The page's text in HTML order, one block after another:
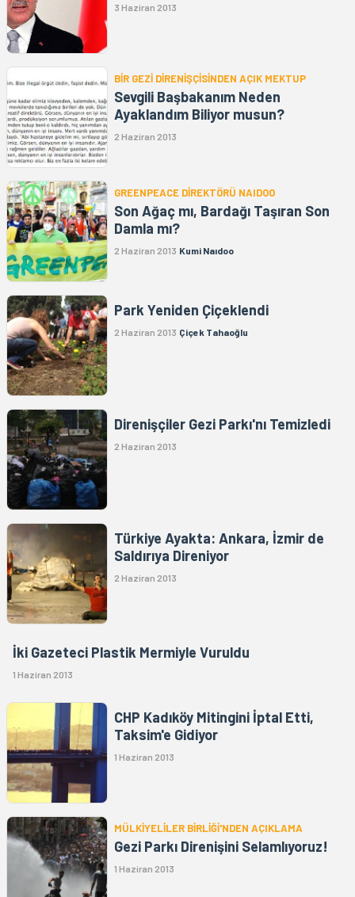
3 Haziran 2013
BİR GEZİ DİRENİŞÇİSİNDEN AÇIK MEKTUP
Sevgili Başbakanım Neden
Ayaklandım Biliyor musun?
2 Haziran 2013
GREENPEACE DİREKTÖRÜ NAIDOO
Son Ağaç mı, Bardağı Taşıran Son
Damla mı?
2 Haziran 2013 Kumi Naıdoo
Park Yeniden Çiçeklendi
2 Haziran 2013 Çiçek Tahaoğlu
Direnişçiler Gezi Parkı'nı Temizledi
2 Haziran 2013
Türkiye Ayakta: Ankara, İzmir de
Saldırıya Direniyor
2 Haziran 2013
İki Gazeteci Plastik Mermiyle Vuruldu
1 Haziran 2013
CHP Kadıköy Mitingini İptal Etti,
Taksim'e Gidiyor
1 Haziran 2013
MÜLKİYELİLER BİRLİĞİ'NDEN AÇIKLAMA
Gezi Parkı Direnişini Selamlıyoruz!
1 Haziran 2013